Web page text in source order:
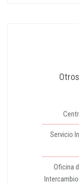
Servicio
Oficina